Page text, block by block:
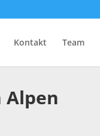
Kontakt Team